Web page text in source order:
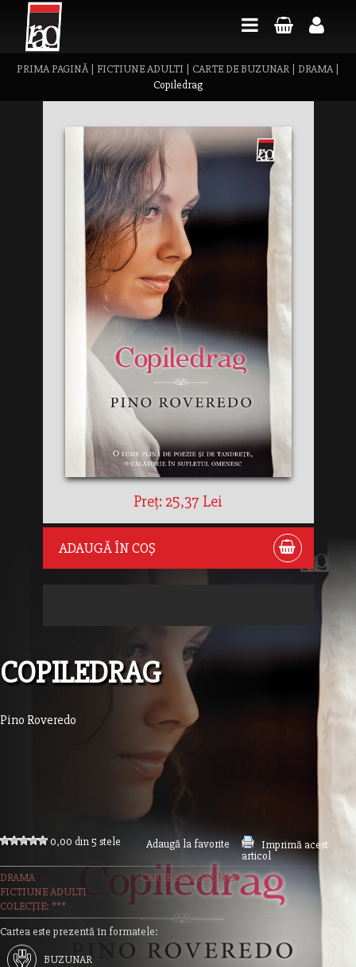
PRIMA PAGINĂ| FICTIUNE ADULTI CARTE DE BUZUNAR DRAMA|
Copiledrag
Preț: 25,37 Lei
ADAUGĂ ÎN COȘ
COPILEDRAG
Pino Roveredo
0,00 din 5 stele Adaugă la favorite
Imprimă acest
articol
DRAMA
CARTE DE BUZUNAR
FICTIUNE ADULTI
COLECȚIE: ***
Cartea este prezentă în formatele:
BUZUNAR